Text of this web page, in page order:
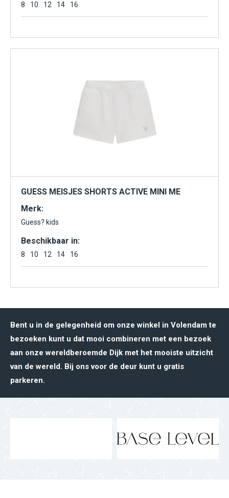
8 10 12 14 16
GUESS MEISJES SHORTS ACTIVE MINI ME
Merk:
Guess? kids
Beschikbaar in:
8 10 12 14 16
Bent u in de gelegenheid om onze winkel in Volendam te
bezoeken kunt u dat mooi combineren met een bezoek
aan onze wereldberoemde Dijk met het mooiste uitzicht
van de wereld. Bij ons voor de deur kunt u gratis
parkeren.